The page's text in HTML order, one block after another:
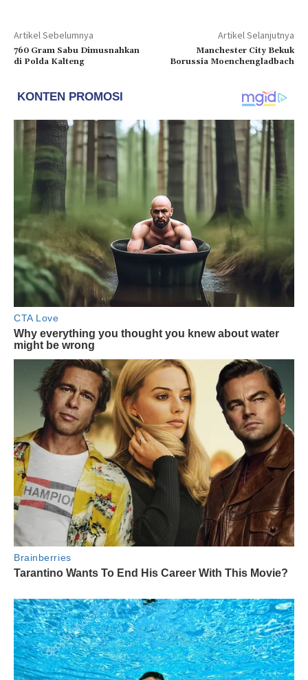
Artikel Sebelumnya
760 Gram Sabu Dimusnahkan
di Polda Kalteng
Artikel Selanjutnya
Manchester City Bekuk
Borussia Moenchengladbach